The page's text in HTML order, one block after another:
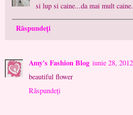
si lup si caine...da mai mult
Răspundeți
Amy's Fashion Blog iunie 28, 2012
beautiful flower
Răspundeți